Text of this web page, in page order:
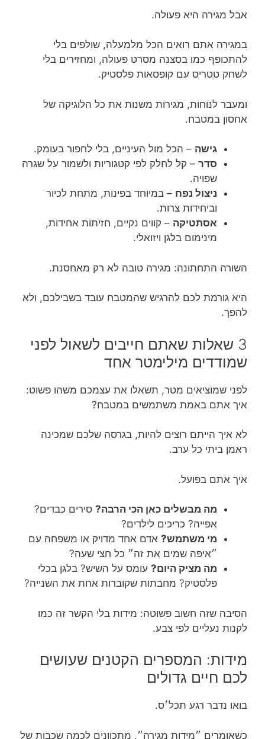
אבל מגירה היא פעולה.
במגירה אתם רואים הכל מלמעלה, שולפים בלי
להתכופף כמו בסצנה מסרט פעולה, ומחזירים בלי
לשחק טטריס עם קופסאות פלסטיק.
ומעבר לנוחות, מגירות משנות את כל הלוגיקה של
אחסון במטבח.
גישה – הכל מול העיניים, בלי לחפור בעומק.
סדר – קל לחלק לפי קטגוריות ולשמור על שגרה
שפויה.
ניצול נפח – במיוחד בפינות, מתחת לכיור
וביחידות צרות.
אסתטיקה – קווים נקיים, חזיתות אחידות,
מינימום בלגן ויזואלי.
השורה התחתונה: מגירה טובה לא רק מאחסנת.
היא גורמת לכם להרגיש שהמטבח עובד בשבילכם, ולא
להפך.
3 שאלות שאתם חייבים לשאול לפני
שמודדים מילימטר אחד
לפני שמוציאים מטר, תשאלו את עצמכם משהו פשוט:
איך אתם באמת משתמשים במטבח?
לא איך הייתם רוצים להיות, בגרסה שלכם שמכינה
ראמן ביתי כל ערב.
איך אתם בפועל.
מה מבשלים כאן הכי הרבה? סירים כבדים?
אפייה? כריכים לילדים?
מי משתמש? אדם אחד מדויק או משפחה עם
״איפה שמים את זה״ כל חצי שעה?
מה מציק היום? עומס על השיש? בלגן בכלי
פלסטיק? מחבתות שקוברות אחת את השנייה?
הסיבה שזה חשוב פשוטה: מידות בלי הקשר זה כמו
לקנות נעליים לפי צבע.
מידות: המספרים הקטנים שעושים
לכם חיים גדולים
בואו נדבר רגע תכל׳ס.
כשאומרים ״מידות מגירה״, מתכוונים לכמה שכבות של